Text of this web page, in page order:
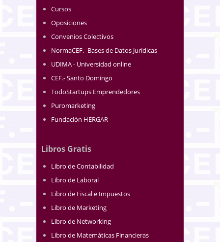
Cursos
Oposiciones
Convenios Colectivos
NormaCEF.- Bases de Datos Jurídicas
UDIMA - Universidad online
CEF.- Santo Domingo
TodoStartups Emprendedores
Puromarketing
Fundación HERGAR
Libros Gratis
Libro de Contabilidad
Libro de Laboral
Libro de Fiscal e Impuestos
Libro de Marketing
Libro de Networking
Libro de Matemáticas Financieras